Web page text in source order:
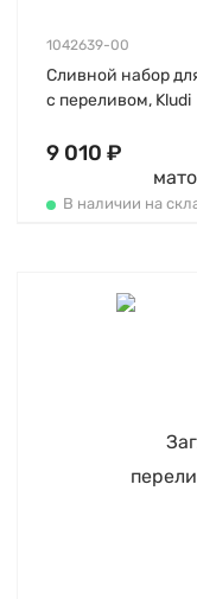
1042639-00
Сливной набор
с переливом, Kludi
9 010 ₽
В наличии на